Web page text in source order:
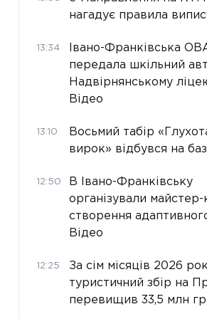
нагадує правила
13:34
Івано-Франківська
передала шкільний
Надвірнянському
Відео
13:10
Восьмий табір
вирок» відбувся на
12:50
В Івано-Франківську
організували майстер-
створення
Відео
12:25
За сім місяців 2026
туристичний збір на
перевищив 33,5 млн